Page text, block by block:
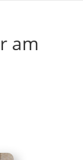
am